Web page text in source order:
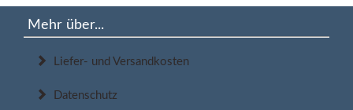
Mehr über...
Liefer- und Versandkosten
Datenschutz